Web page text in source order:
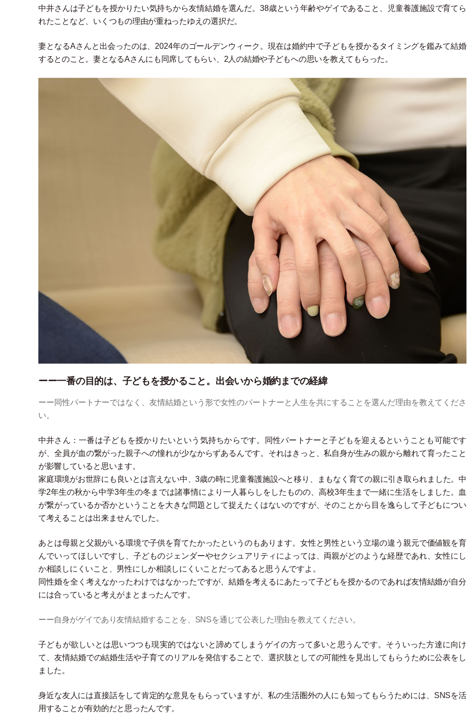
中井さんは子どもを授かりたい気持ちから友情結婚を選んだ。38歳という年齢やゲイであること、児童養護施設で育てら
れたことなど、いくつもの理由が重ねったゆえの選択だ。
妻となるAさんと出会ったのは、2024年のゴールデンウィーク。現在は婚約中で子どもを授かるタイミングを鑑みて結婚
するとのこと。妻となるAさんにも同席してもらい、2人の結婚や子どもへの思いを教えてもらった。
ーー一番の目的は、子どもを授かること。出会いから婚約までの経緯
ーー同性パートナーではなく、友情結婚という形で女性のパートナーと人生を共にすることを選んだ理由を教えてくださ
い。
中井さん：一番は子どもを授かりたいという気持ちからです。同性パートナーと子どもを迎えるということも可能です
が、全員が血の繋がった親子への憧れが少なからずあるんです。それはきっと、私自身が生みの親から離れて育ったこと
が影響していると思います。
家庭環境がお世辞にも良いとは言えない中、3歳の時に児童養護施設へと移り、まもなく育ての親に引き取られました。中
学2年生の秋から中学3年生の冬までは諸事情により一人暮らしをしたものの、高校3年生まで一緒に生活をしました。血
が繋がっているか否かということを大きな問題として捉えたくはないのですが、そのことから目を逸らして子どもについ
て考えることは出来ませんでした。
あとは母親と父親がいる環境で子供を育てたかったというのもあります。女性と男性という立場の違う親元で価値観を育
んでいってほしいですし、子どものジェンダーやセクシュアリティによっては、両親がどのような経歴であれ、女性にし
か相談しにくいこと、男性にしか相談しにくいことだってあると思うんですよ。
同性婚を全く考えなかったわけではなかったですが、結婚を考えるにあたって子どもを授かるのであれば友情結婚が自分
には合っていると考えがまとまったんです。
ーー自身がゲイであり友情結婚することを、SNSを通じて公表した理由を教えてください。
子どもが欲しいとは思いつつも現実的ではないと諦めてしまうゲイの方って多いと思うんです。そういった方達に向け
て、友情結婚での結婚生活や子育てのリアルを発信することで、選択肢としての可能性を見出してもらうために公表をし
ました。
身近な友人には直接話をして肯定的な意見をもらっていますが、私の生活圏外の人にも知ってもらうためには、SNSを活
用することが有効的だと思ったんです。